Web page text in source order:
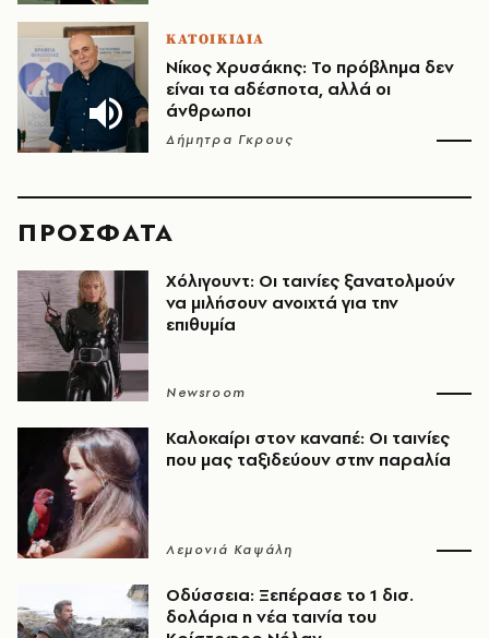
ΚΑΤΟΙΚΙΔΙΑ
Νίκος Χρυσάκης: Το πρόβλημα δεν
είναι τα αδέσποτα, αλλά οι
άνθρωποι
Δήμητρα Γκρους
ΠΡΟΣΦΑΤΑ
Χόλιγουντ: Οι ταινίες ξανατολμούν
να μιλήσουν ανοιχτά για την
επιθυμία
Newsroom
Καλοκαίρι στον καναπέ: Οι ταινίες
που μας ταξιδεύουν στην παραλία
Λεμονιά Καψάλη
Οδύσσεια: Ξεπέρασε το 1 δισ.
δολάρια η νέα ταινία του